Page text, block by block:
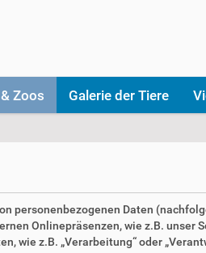
Zoos Galerie der Tiere
personenbezogenen Daten
Onlinepräsenzen, wie z.B. unser
wie z.B. „Verarbeitung“ oder